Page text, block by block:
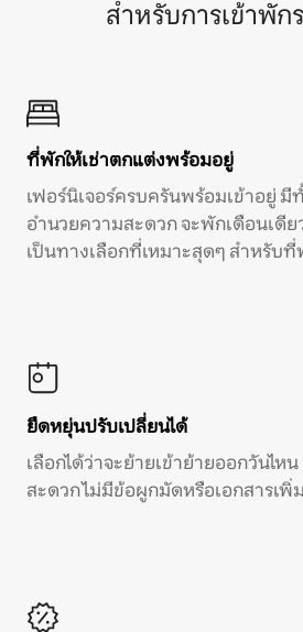
สำหรับการเข้าพัก
ที่พักให้เช่าตกแต่งพร้อมอยู่
เฟอร์นิเจอร์ครบครันพร้อมเข้าอยู่ มี
อำนวยความสะดวก จะพักเดือนเดี
เป็นทางเลือกที่เหมาะสุดๆ สำหรับที่
ยืดหยุ่นปรับเปลี่ยนได้
เลือกได้ว่าจะย้ายเข้าย้ายออกวันไห
สะดวก ไม่มีข้อผูกมัดหรือเอกสารเพิ่